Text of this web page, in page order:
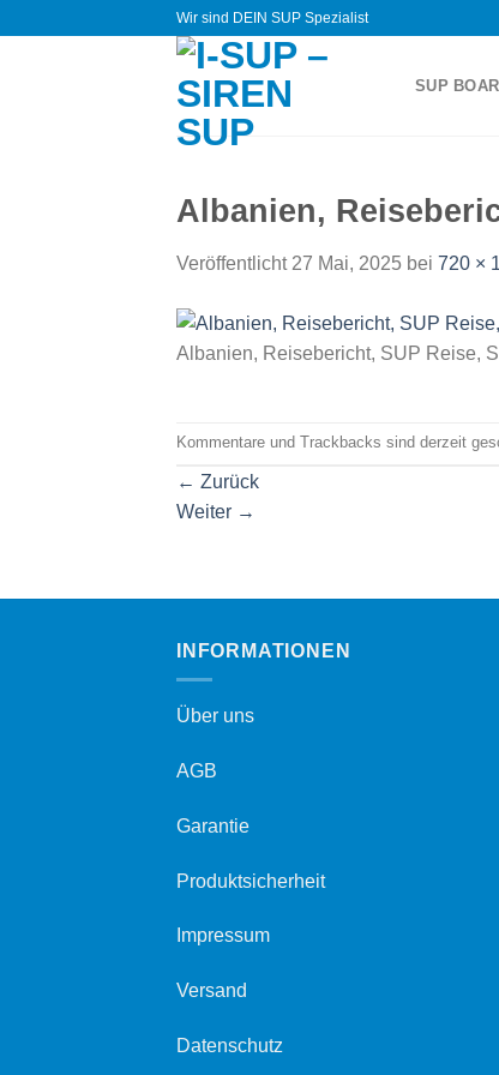
Wir sind DEIN SUP Spezialist
SUP
Albanien,
Veröffentlicht 27 Mai, 2025 bei 720 ×
Albanien, Reisebericht, SUP Reise,
Kommentare und Trackbacks sind derzeit
← Zurück
Weiter →
INFORMATIONEN
Über uns
AGB
Garantie
Produktsicherheit
Impressum
Versand
Datenschutz